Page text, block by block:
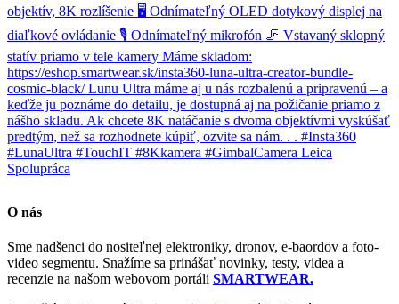
O nás
Sme nadšenci do nositeľnej elektroniky, dronov, e-baordov a foto-
video segmentu. Snažíme sa prinášať novinky, testy, videa a
recenzie na našom webovom portáli SMARTWEAR.